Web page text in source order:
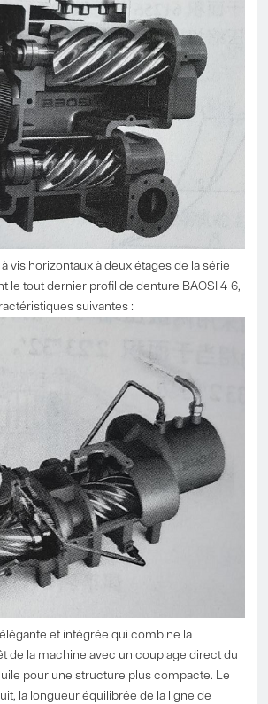
vis horizontaux à deux étages de la série
le tout dernier profil de denture BAOSI 4-6,
suivantes :
et intégrée qui combine la
de la machine avec un couplage direct du
pour une structure plus compacte. Le
la longueur équilibrée de la ligne de